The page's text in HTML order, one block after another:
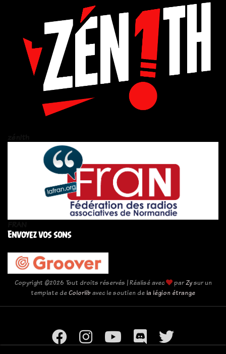
Envoyez vos sons
Copyright ©2026 Tout droits réservés | Réalisé avec parZysur un
template deColorlibavec le soutien de la légion étrange